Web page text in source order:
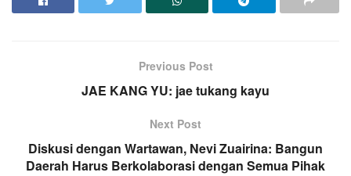
Previous Post
JAE KANG YU: jae tukang kayu
Next Post
Diskusi dengan Wartawan, Nevi Zuairina: Bangun
Daerah Harus Berkolaborasi dengan Semua Pihak